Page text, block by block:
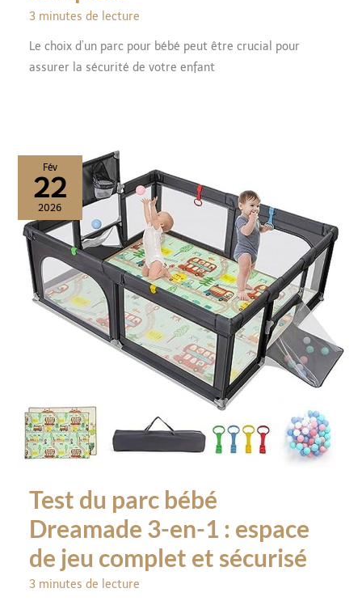
3 minutes de lecture
Le choix d’un parc pour bébé peut être crucial pour
assurer la sécurité de votre enfant
Fév
22
2026
Test du parc bébé
Dreamade 3-en-1 : espace
de jeu complet et sécurisé
3 minutes de lecture